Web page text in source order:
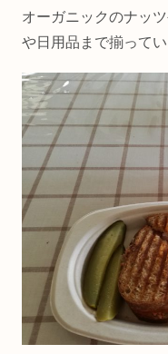
オーガニックのナッ
や日用品まで揃ってい